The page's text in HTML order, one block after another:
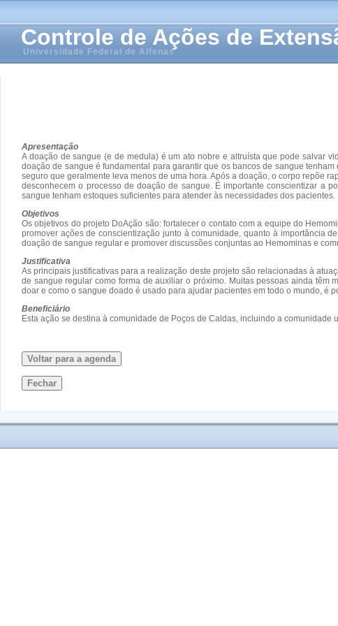
Controle de Ações de
Universidade Federal de Alfenas
Apresentação
A doação de sangue (e de medula) é um ato nobre e altruísta que pode salvar
doação de sangue é fundamental para garantir que os bancos de sangue
seguro que geralmente leva menos de uma hora. Após a doação, o corpo repõe
desconhecem o processo de doação de sangue. É importante conscientizar a
sangue tenham estoques suficientes para atender às necessidades dos pacientes.
Objetivos
Os objetivos do projeto DoAção são: fortalecer o contato com a equipe do
promover ações de conscientização junto à comunidade, quanto à importância
doação de sangue regular e promover discussões conjuntas ao Hemominas e
Justificativa
As principais justificativas para a realização deste projeto são relacionadas à
de sangue regular como forma de auxiliar o próximo. Muitas pessoas ainda
doar e como o sangue doado é usado para ajudar pacientes em todo o mundo, é
Beneficiário
Esta ação se destina à comunidade de Poços de Caldas, incluindo a comunidade
Voltar para a agenda
Fechar